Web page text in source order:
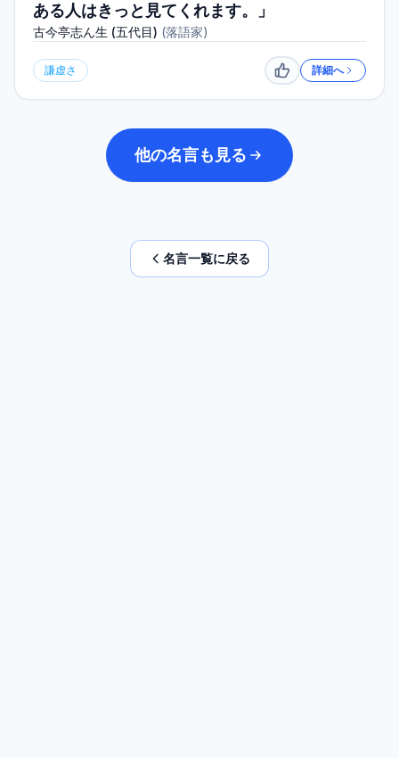
ある人はきっと見てくれます。」
古今亭志ん生 (五代目) (落語家)
謙虚さ いいね詳細へ
他の名言も見る
名言一覧に戻る